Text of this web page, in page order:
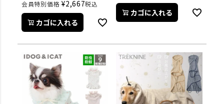
会員特別価格 ¥2,667税込
カゴに入れる
カゴに入れる